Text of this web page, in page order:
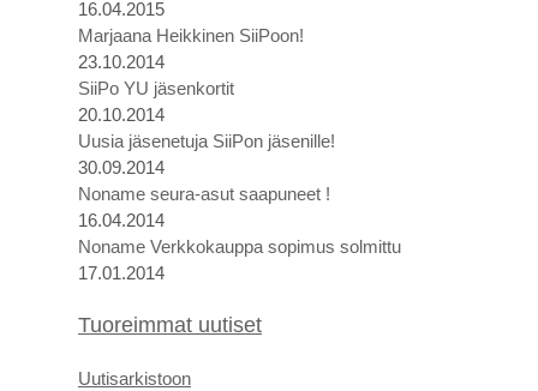
16.04.2015
Marjaana Heikkinen SiiPoon!
23.10.2014
SiiPo YU jäsenkortit
20.10.2014
Uusia jäsenetuja SiiPon jäsenille!
30.09.2014
Noname seura-asut saapuneet !
16.04.2014
Noname Verkkokauppa sopimus solmittu
17.01.2014
Tuoreimmat uutiset
Uutisarkistoon